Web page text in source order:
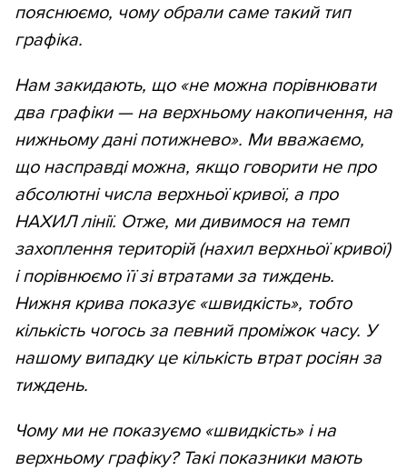
пояснюємо, чому обрали саме такий тип
графіка.
Нам закидають, що «не можна порівнювати
два графіки — на верхньому накопичення, на
нижньому дані потижнево». Ми вважаємо,
що насправді можна, якщо говорити не про
абсолютні числа верхньої кривої, а про
НАХИЛ лінії. Отже, ми дивимося на темп
захоплення територій (нахил верхньої кривої)
і порівнюємо її зі втратами за тиждень.
Нижня крива показує «швидкість», тобто
кількість чогось за певний проміжок часу. У
нашому випадку це кількість втрат росіян за
тиждень.
Чому ми не показуємо «швидкість» і на
верхньому графіку? Такі показники мають